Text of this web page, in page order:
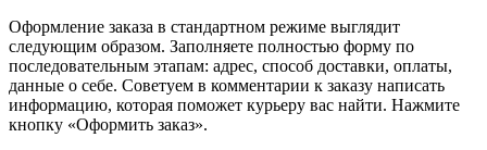
Оформление заказа в стандартном режиме выглядит
следующим образом. Заполняете полностью форму по
последовательным этапам: адрес, способ доставки, оплаты,
данные о себе. Советуем в комментарии к заказу написать
информацию, которая поможет курьеру вас найти. Нажмите
кнопку «Оформить заказ».